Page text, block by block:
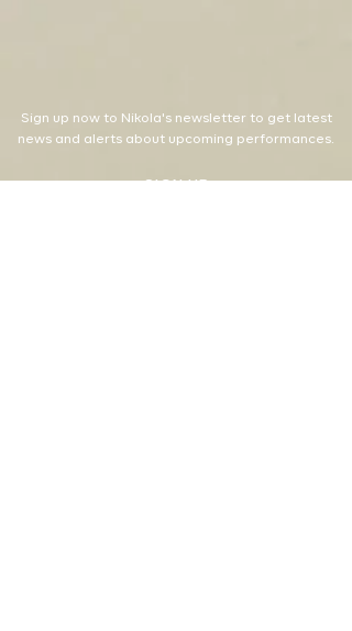
Sign up now to Nikola's newsletter to get latest
news and alerts about upcoming performances.
SIGN UP